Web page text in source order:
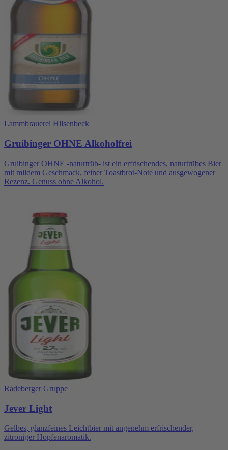
Lammbrauerei Hilsenbeck
Gruibinger OHNE Alkoholfrei
Gruibinger OHNE -naturtrüb- ist ein erfrischendes, naturtrübes Bier
mit mildem Geschmack, feiner Toastbrot-Note und ausgewogener
Rezenz. Genuss ohne Alkohol.
Radeberger Gruppe
Jever Light
Gelbes, glanzfeines Leichtbier mit angenehm erfrischender,
zitroniger Hopfenaromatik.